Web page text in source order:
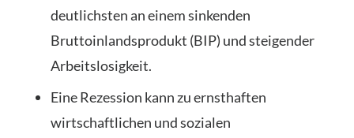
deutlichsten an einem sinkenden
Bruttoinlandsprodukt (BIP) und steigender
Arbeitslosigkeit.
Eine Rezession kann zu ernsthaften
wirtschaftlichen und sozialen